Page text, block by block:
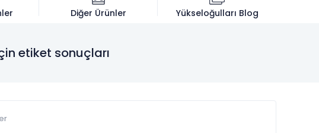
Diğer Ürünler Yükseloğulları Blog
etiket sonuçları